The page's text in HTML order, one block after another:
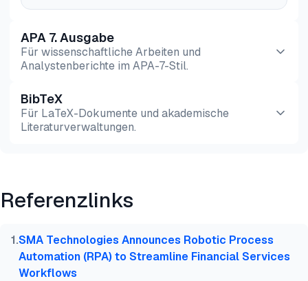
APA 7. Ausgabe
Für wissenschaftliche Arbeiten und
Analystenberichte im APA-7-Stil.
Vorschau HTML
BibTeX
Für LaTeX-Dokumente und akademische
Literaturverwaltungen.
@misc{simsek2026,
title  = {{Opcon Automation: Vorteile,
  year   = {2026},
  month  = jul,
howpublished    = {\url{https://aimultiple.com/
Referenzlinks
1.SMA Technologies Announces Robotic Process
Automation (RPA) to Streamline Financial Services
Workflows